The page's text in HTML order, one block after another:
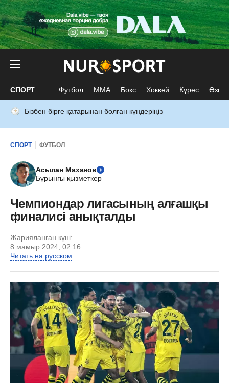
СПОРТ Футбол ММА Бокс Хоккей Күрес Өзге
Бізбен бірге қатарынан болған күндеріңіз
СПОРТ ФУТБОЛ
Асылан Маханов
Бұрынғы қызметкер
Чемпиондар лигасының алғашқы
финалисі анықталды
Жарияланған күні:
8 мамыр 2024, 02:16
Читать на русском